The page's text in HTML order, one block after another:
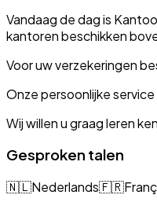
Vandaag de dag is
kantoren beschikken
Voor uw verzekeringen
Onze persoonlijke
Wij willen u graag leren
Gesproken talen
🇳🇱Nederlands🇫🇷